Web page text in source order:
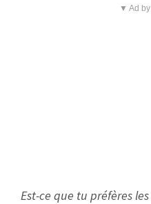
▼ Ad
Est-ce que tu préfères